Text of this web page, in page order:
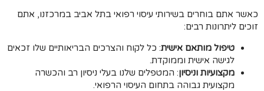
כאשר אתם בוחרים בשירותי עיסוי רפואי בתל אביב במרכזנו, אתם
זוכים ליתרונות רבים:
טיפול מותאם אישית: כל לקוח והצרכים הבריאותיים שלו זכאים
לגישה אישית וממוקדת.
מקצועיות וניסיון: המטפלים שלנו בעלי ניסיון רב והכשרה
מקצועית גבוהה בתחום העיסוי הרפואי.